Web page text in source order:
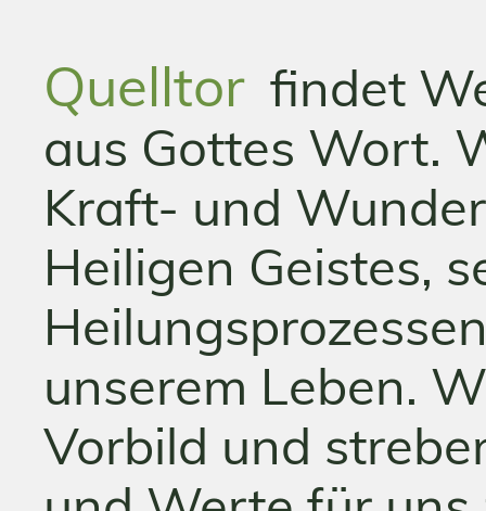
Quelltorfindet
aus Gottes Wort.
Kraft- und
Heiligen Geistes,
unserem Leben.
Vorbild und